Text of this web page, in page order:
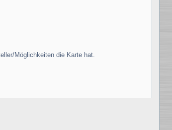
Möglichkeiten die Karte hat.